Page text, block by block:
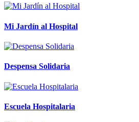
Mi Jardín al Hospital
Despensa Solidaria
Escuela Hospitalaria